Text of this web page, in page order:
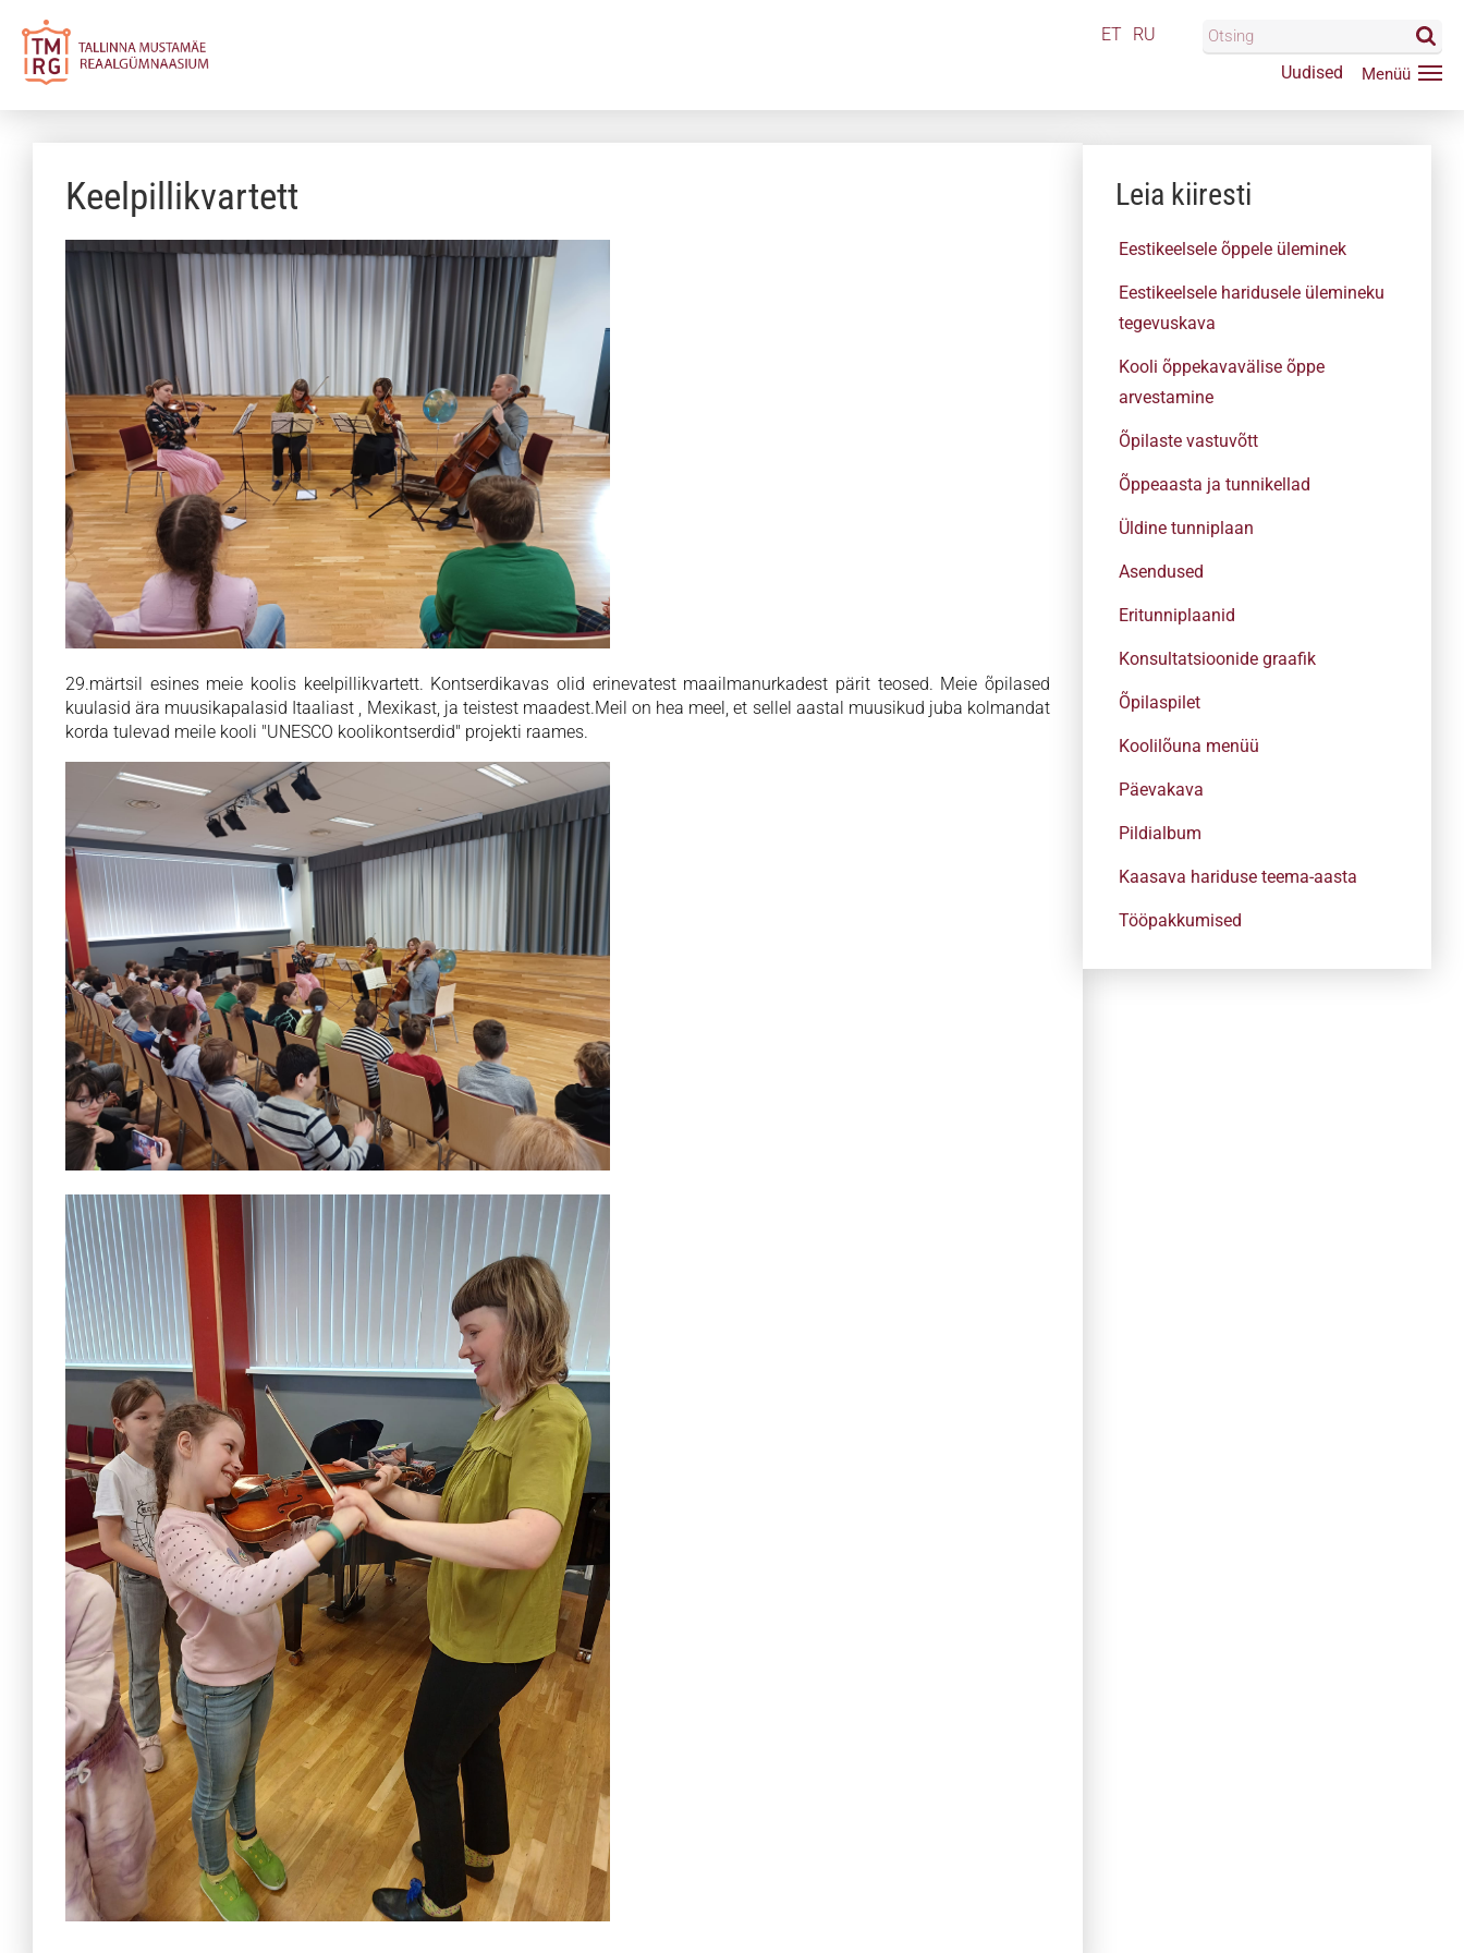
ET RU
Uudised
Keelpillikvartett
29.märtsil esines meie koolis keelpillikvartett. Kontserdikavas olid erinevatest maailmanurkadest pärit teosed. Meie õpilased
kuulasid ära muusikapalasid Itaaliast , Mexikast, ja teistest maadest.Meil on hea meel, et sellel aastal muusikud juba kolmandat
korda tulevad meile kooli "UNESCO koolikontserdid" projekti raames.
Leia kiiresti
Eestikeelsele õppele üleminek
Eestikeelsele haridusele ülemineku
tegevuskava
Kooli õppekavavälise õppe
arvestamine
Õpilaste vastuvõtt
Õppeaasta ja tunnikellad
Üldine tunniplaan
Asendused
Eritunniplaanid
Konsultatsioonide graafik
Õpilaspilet
Koolilõuna menüü
Päevakava
Pildialbum
Kaasava hariduse teema-aasta
Tööpakkumised